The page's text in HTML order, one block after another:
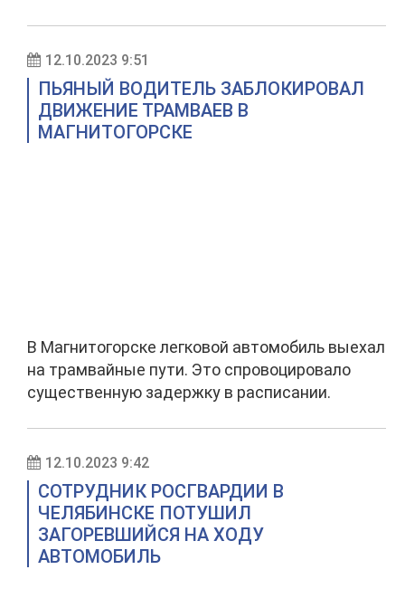
12.10.2023 9:51
ПЬЯНЫЙ ВОДИТЕЛЬ ЗАБЛОКИРОВАЛ
ДВИЖЕНИЕ ТРАМВАЕВ В
МАГНИТОГОРСКЕ
В Магнитогорске легковой автомобиль выехал
на трамвайные пути. Это спровоцировало
существенную задержку в расписании.
12.10.2023 9:42
СОТРУДНИК РОСГВАРДИИ В
ЧЕЛЯБИНСКЕ ПОТУШИЛ
ЗАГОРЕВШИЙСЯ НА ХОДУ
АВТОМОБИЛЬ